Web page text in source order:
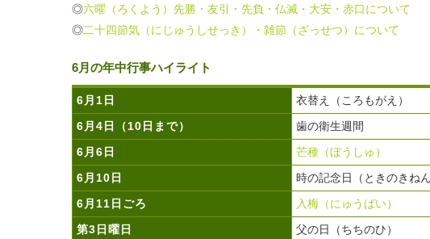
◎六曜（ろくよう）先勝・友引・先負・仏滅・大安・赤口について
◎二十四節気（にじゅうしせっき）・雑節（ざっせつ）について
6月の年中行事ハイライト
6月1日
衣替え（ころもがえ）
6月4日（10日まで）
歯の衛生週間
6月6日
芒種（ぼうしゅ）
6月10日
時の記念日（ときのきね
6月11日ごろ
入梅（にゅうばい）
第3日曜日
父の日（ちちのひ）